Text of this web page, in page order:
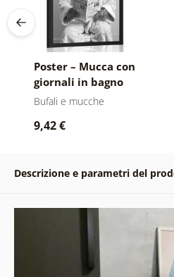
Poster – Mucca con
giornali in bagno
Bufali e mucche
9,42 €
Descrizione e parametri del